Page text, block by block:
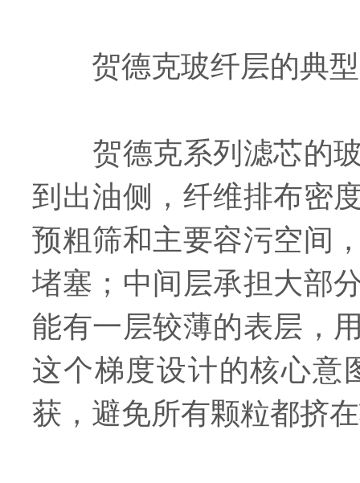
贺德克玻纤层的典型
贺德克系列滤芯的玻
到出油侧，纤维排布密
预粗筛和主要容污空间
堵塞；中间层承担大部
能有一层较薄的表层，
这个梯度设计的核心意
获，避免所有颗粒都挤